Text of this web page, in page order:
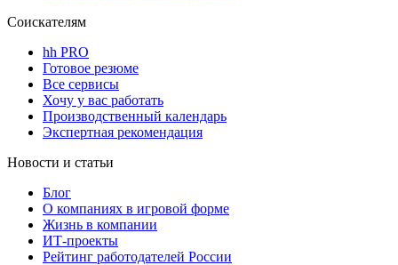
Соискателям
hh PRO
Готовое резюме
Все сервисы
Хочу у вас работать
Производственный календарь
Экспертная рекомендация
Новости и статьи
Блог
О компаниях в игровой форме
Жизнь в компании
ИТ-проекты
Рейтинг работодателей России